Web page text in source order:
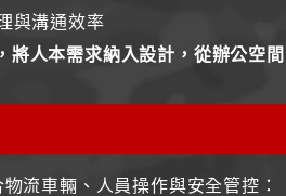
與溝通效率
，將人本需求納入設計，從辦公空
流車輛、人員操作與安全管控：